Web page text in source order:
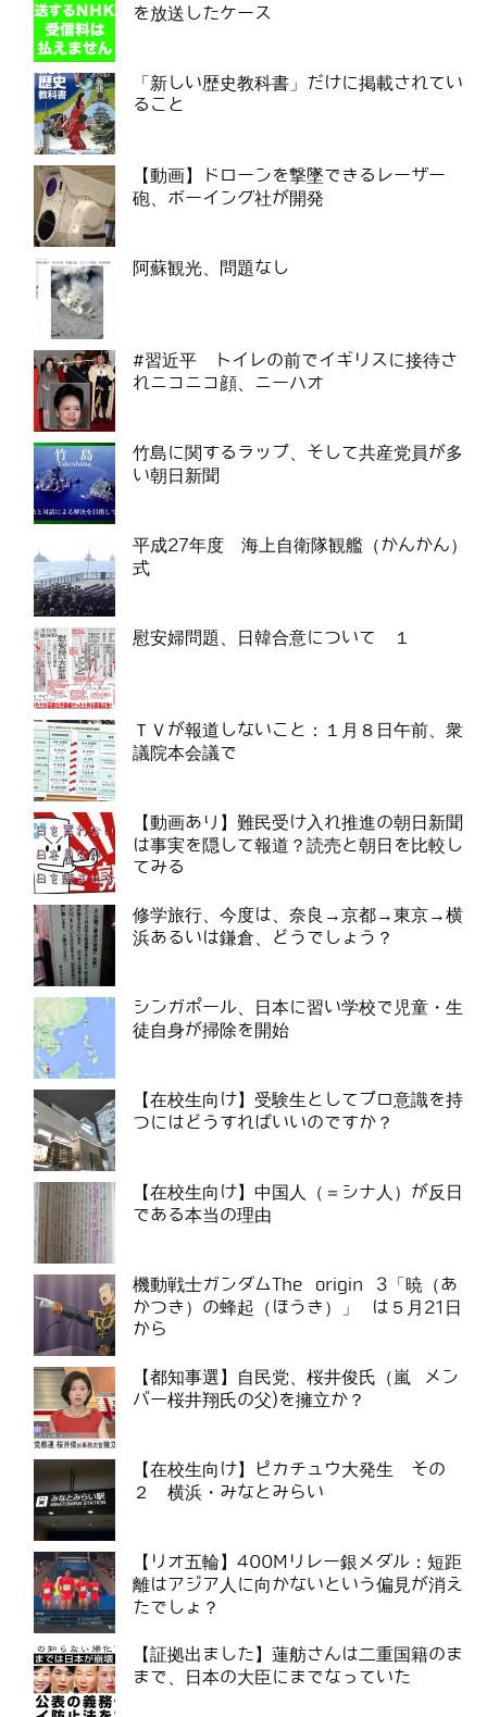
を放送したケース
「新しい歴史教科書」だけに掲載されてい
ること
【動画】ドローンを撃墜できるレーザー
砲、ボーイング社が開発
阿蘇観光、問題なし
#習近平 トイレの前でイギリスに接待さ
れニコニコ顔、ニーハオ
竹島に関するラップ、そして共産党員が多
い朝日新聞
平成27年度 海上自衛隊観艦（かんかん）
式
慰安婦問題、日韓合意について １
ＴＶが報道しないこと：１月８日午前、衆
議院本会議で
【動画あり】難民受け入れ推進の朝日新聞
は事実を隠して報道？読売と朝日を比較し
てみる
修学旅行、今度は、奈良→京都→東京→横
浜あるいは鎌倉、どうでしょう？
シンガポール、日本に習い学校で児童・生
徒自身が掃除を開始
【在校生向け】受験生としてプロ意識を持
つにはどうすればいいのですか？
【在校生向け】中国人（＝シナ人）が反日
である本当の理由
機動戦士ガンダムThe origin 3「暁（あ
かつき）の蜂起（ほうき）」 は５月21日
から
【都知事選】自民党、桜井俊氏（嵐 メン
バー桜井翔氏の父)を擁立か？
【在校生向け】ピカチュウ大発生 その
２ 横浜・みなとみらい
【リオ五輪】400Mリレー銀メダル：短距
離はアジア人に向かないという偏見が消え
たでしょ？
【証拠出ました】蓮舫さんは二重国籍のま
まで、日本の大臣にまでなっていた